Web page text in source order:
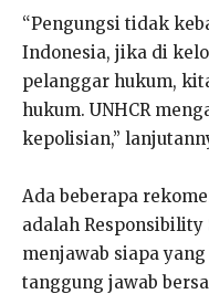
“Pengungsi tidak
Indonesia, jika di
pelanggar hukum,
hukum. UNHCR
kepolisian,”
Ada beberapa
adalah
menjawab siapa
tanggung jawab